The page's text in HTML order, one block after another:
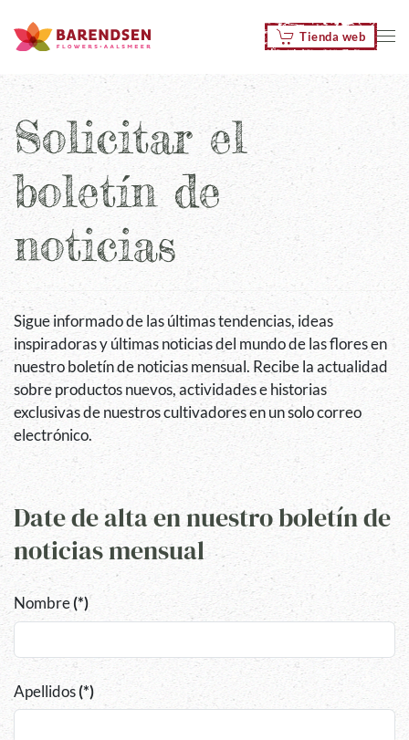
Skip to main content Tienda web
Solicitar el
boletín de
noticias
Sigue informado de las últimas tendencias, ideas
inspiradoras y últimas noticias del mundo de las flores en
nuestro boletín de noticias mensual. Recibe la actualidad
sobre productos nuevos, actividades e historias
exclusivas de nuestros cultivadores en un solo correo
electrónico.
Date de alta en nuestro boletín de
noticias mensual
Nombre(*)
Apellidos(*)